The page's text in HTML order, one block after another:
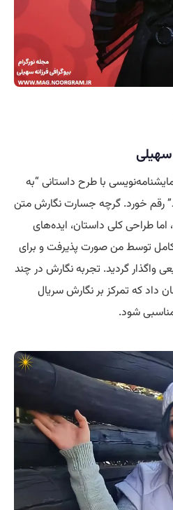
سهیلی
با طرح داستانی “به
رقم خورد. گرچه جسارت نگارش متن
اما طراحی کلی داستان، ایده‌های
توسط من صورت پذیرفت و برای
واگذار گردید. تجربه نگارش در چند
داد که تمرکز بر نگارش سریال
شود.